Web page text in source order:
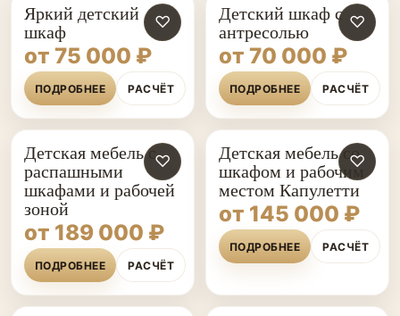
♡
Яркий детский
шкаф
от 75 000 ₽
ПОДРОБНЕЕ РАСЧЁТ
♡
Детский шкаф с
антресолью
от 70 000 ₽
ПОДРОБНЕЕ РАСЧЁТ
♡
Детская мебель с
распашными
шкафами и рабочей
зоной
от 189 000 ₽
ПОДРОБНЕЕ РАСЧЁТ
♡
Детская мебель со
шкафом и рабочим
местом Капулетти
от 145 000 ₽
ПОДРОБНЕЕ РАСЧЁТ